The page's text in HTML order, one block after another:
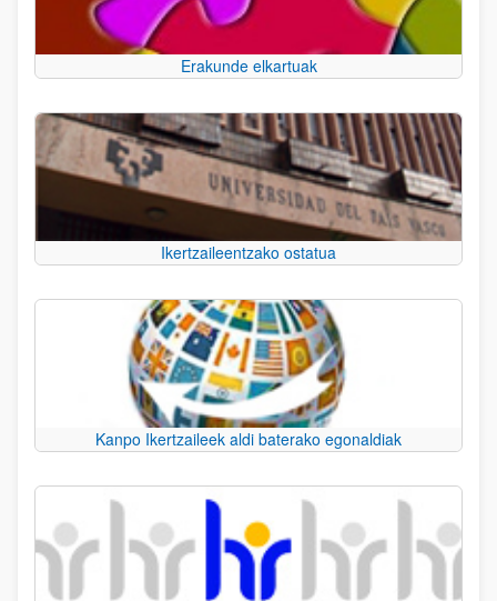
Erakunde elkartuak
Ikertzaileentzako ostatua
Kanpo Ikertzaileek aldi baterako egonaldiak